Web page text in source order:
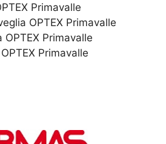
Primavalle
OPTEX Primavalle
Primavalle
Primavalle